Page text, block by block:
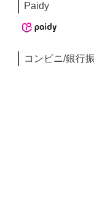
Paidy
コンビニ/銀行